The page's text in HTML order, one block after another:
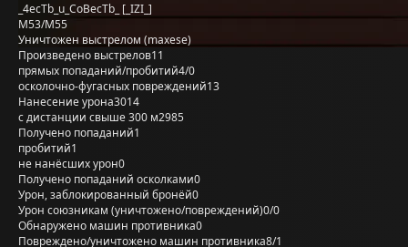
_4ecTb_u_CoBecTb_ [_IZI_]
M53/M55
Уничтожен выстрелом (maxese)
Произведено выстрелов11
прямых попаданий/пробитий4/0
осколочно-фугасных повреждений13
Нанесение урона3014
с дистанции свыше 300 м2985
Получено попаданий1
пробитий1
не нанёсших урон0
Получено попаданий осколками0
Урон, заблокированный бронёй0
Урон союзникам (уничтожено/повреждений)0/0
Обнаружено машин противника0
Повреждено/уничтожено машин противника8/1